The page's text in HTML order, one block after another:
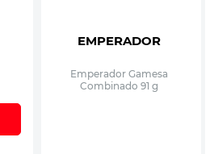
EMPERADOR
Emperador Gamesa
Combinado 91 g